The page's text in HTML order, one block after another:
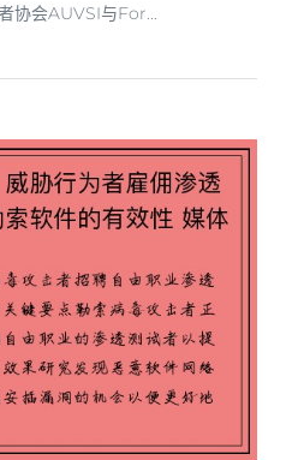
协会AUVSI与For...